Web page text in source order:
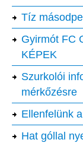
Tíz
Gyirmót FC
KÉPEK
Szurkolói
mérkőzésre
Ellenfelünk
Hat góllal